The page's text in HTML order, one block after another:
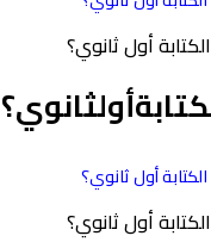
أول ثانوي؟
أول ثانوي؟